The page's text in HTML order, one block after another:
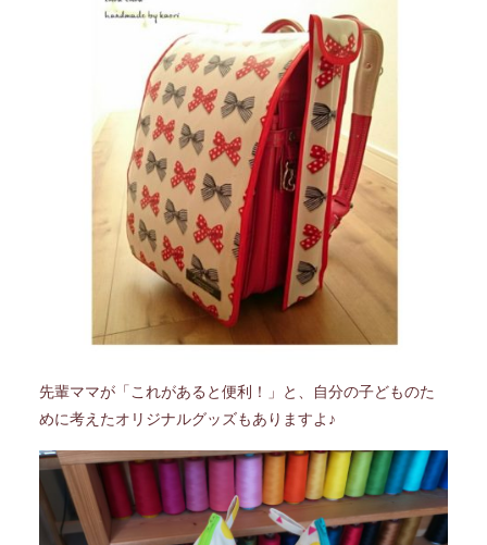
先輩ママが「これがあると便利！」と、自分の子どものた
めに考えたオリジナルグッズもありますよ♪